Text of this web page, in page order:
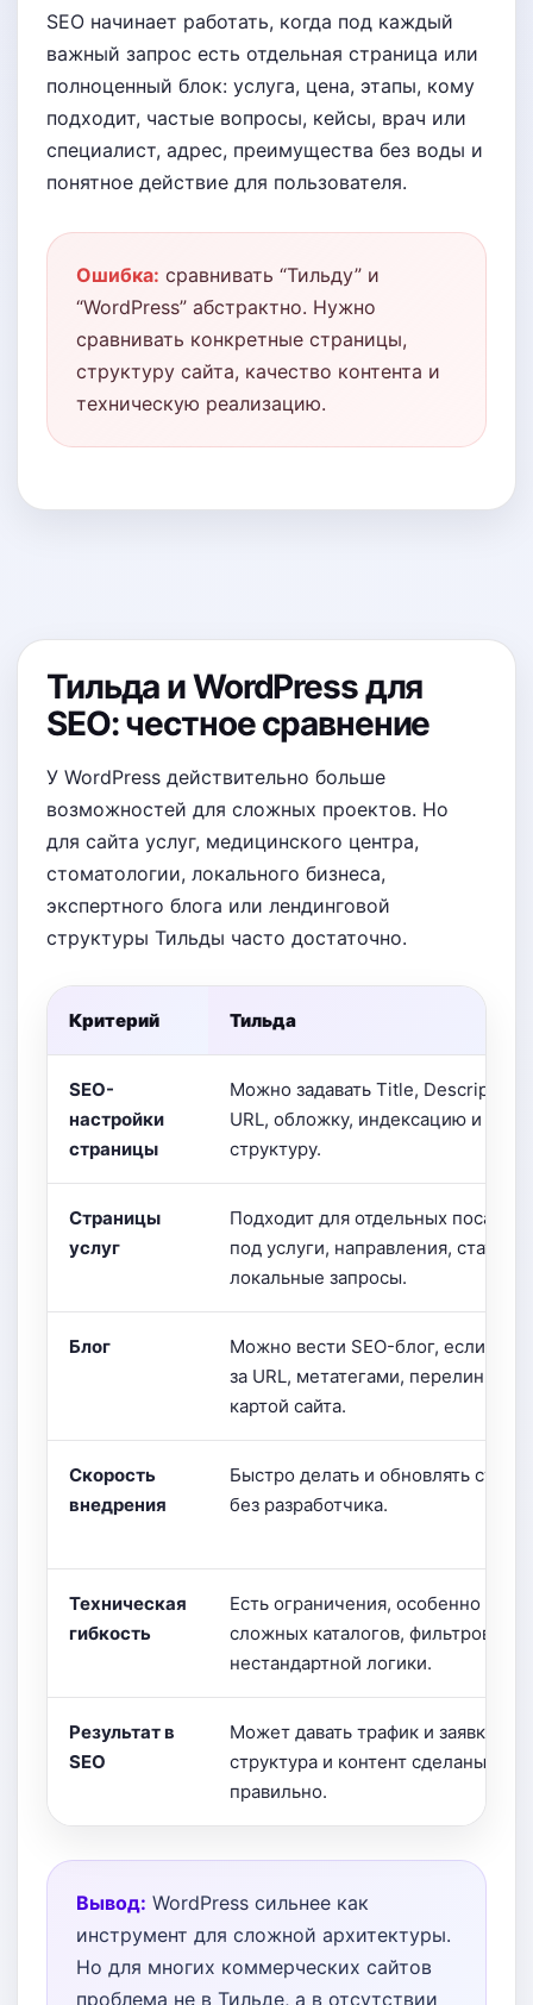
SEO начинает работать, когда под каждый
важный запрос есть отдельная страница или
полноценный блок: услуга, цена, этапы, кому
подходит, частые вопросы, кейсы, врач или
специалист, адрес, преимущества без воды и
понятное действие для пользователя.
Ошибка: сравнивать “Тильду” и
“WordPress” абстрактно. Нужно
сравнивать конкретные страницы,
структуру сайта, качество контента и
техническую реализацию.
Тильда и WordPress для
SEO: честное сравнение
У WordPress действительно больше
возможностей для сложных проектов. Но
для сайта услуг, медицинского центра,
стоматологии, локального бизнеса,
экспертного блога или лендинговой
структуры Тильды часто достаточно.
Критерий Тильда
SEO-
настройки
страницы
Можно задавать Title, Description,
URL, обложку, индексацию и
структуру.
Страницы
услуг
Подходит для отдельных
под услуги, направления, статьи и
локальные запросы.
Блог
Можно вести SEO-блог, если
за URL, метатегами,
картой сайта.
Скорость
внедрения
Быстро делать и обновлять
без разработчика.
Техническая
гибкость
Есть ограничения, особенно для
сложных каталогов, фильтров и
нестандартной логики.
Результат в
SEO
Может давать трафик и заявки,
структура и контент сделаны
правильно.
Вывод: WordPress сильнее как
инструмент для сложной архитектуры.
Но для многих коммерческих сайтов
проблема не в Тильде, а в отсутствии